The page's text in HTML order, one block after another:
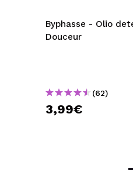
Byphasse - Olio
Douceur
(62)
3,99€